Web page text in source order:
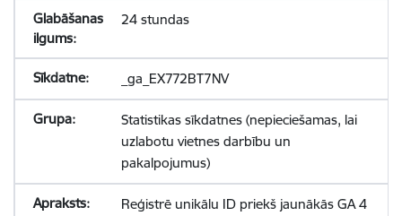
24 stundas
_ga_EX772BT7NV
Statistikas sīkdatnes (nepieciešamas, lai
uzlabotu vietnes darbību un
pakalpojumus)
Reģistrē unikālu ID priekš jaunākās GA 4